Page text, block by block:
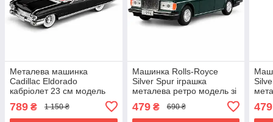
Металева машинка
Cadillac Eldorado
кабріолет 23 см модель
звуком Чорний (61027)
789 ₴ 1 150 ₴
Машинка Rolls-Royce
Silver Spur іграшка
металева ретро модель зі
Зелений (61042)
479₴ 690 ₴ 479